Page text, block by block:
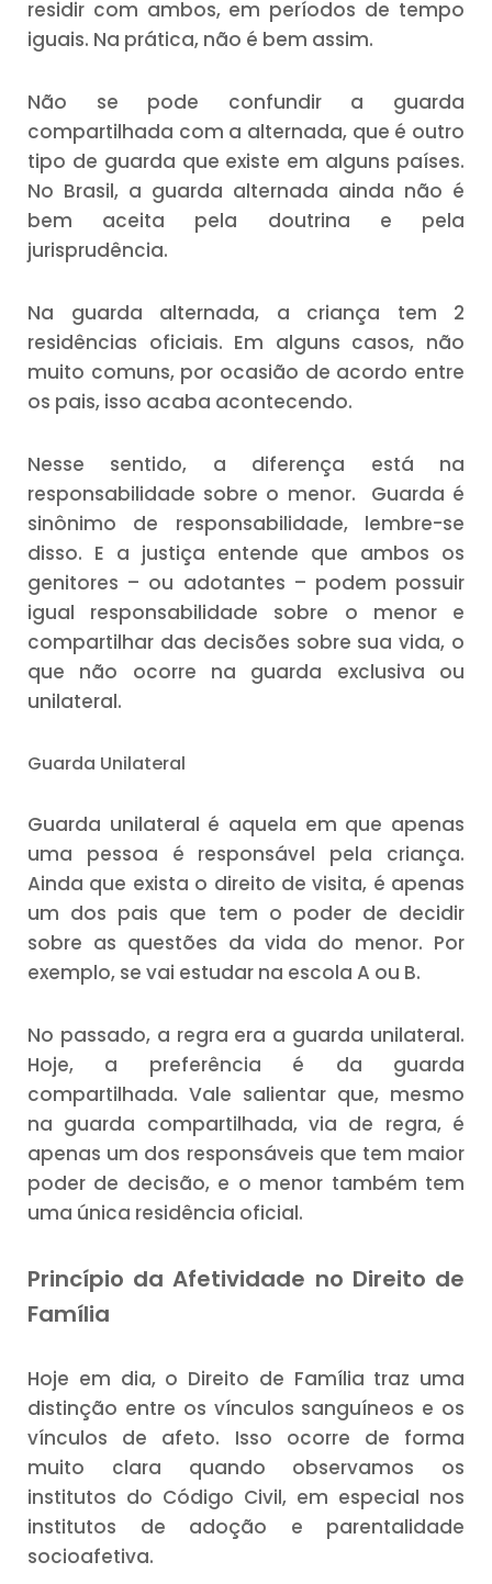
residir com ambos, em períodos de tempo
iguais. Na prática, não é bem assim.
Não se pode confundir a guarda
compartilhada com a alternada, que é outro
tipo de guarda que existe em alguns países.
No Brasil, a guarda alternada ainda não é
bem aceita pela doutrina e pela
jurisprudência.
Na guarda alternada, a criança tem 2
residências oficiais. Em alguns casos, não
muito comuns, por ocasião de acordo entre
os pais, isso acaba acontecendo.
Nesse sentido, a diferença está na
responsabilidade sobre o menor. Guarda é
sinônimo de responsabilidade, lembre-se
disso. E a justiça entende que ambos os
genitores – ou adotantes – podem possuir
igual responsabilidade sobre o menor e
compartilhar das decisões sobre sua vida, o
que não ocorre na guarda exclusiva ou
unilateral.
Guarda Unilateral
Guarda unilateral é aquela em que apenas
uma pessoa é responsável pela criança.
Ainda que exista o direito de visita, é apenas
um dos pais que tem o poder de decidir
sobre as questões da vida do menor. Por
exemplo, se vai estudar na escola A ou B.
No passado, a regra era a guarda unilateral.
Hoje, a preferência é da guarda
compartilhada. Vale salientar que, mesmo
na guarda compartilhada, via de regra, é
apenas um dos responsáveis que tem maior
poder de decisão, e o menor também tem
uma única residência oficial.
Princípio da Afetividade no Direito de
Família
Hoje em dia, o Direito de Família traz uma
distinção entre os vínculos sanguíneos e os
vínculos de afeto. Isso ocorre de forma
muito clara quando observamos os
institutos do Código Civil, em especial nos
institutos de adoção e parentalidade
socioafetiva.